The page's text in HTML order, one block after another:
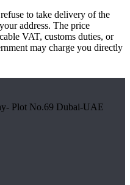
to take delivery of the
address. The price
VAT, customs duties, or
may charge you directly
Plot No.69 Dubai-UAE